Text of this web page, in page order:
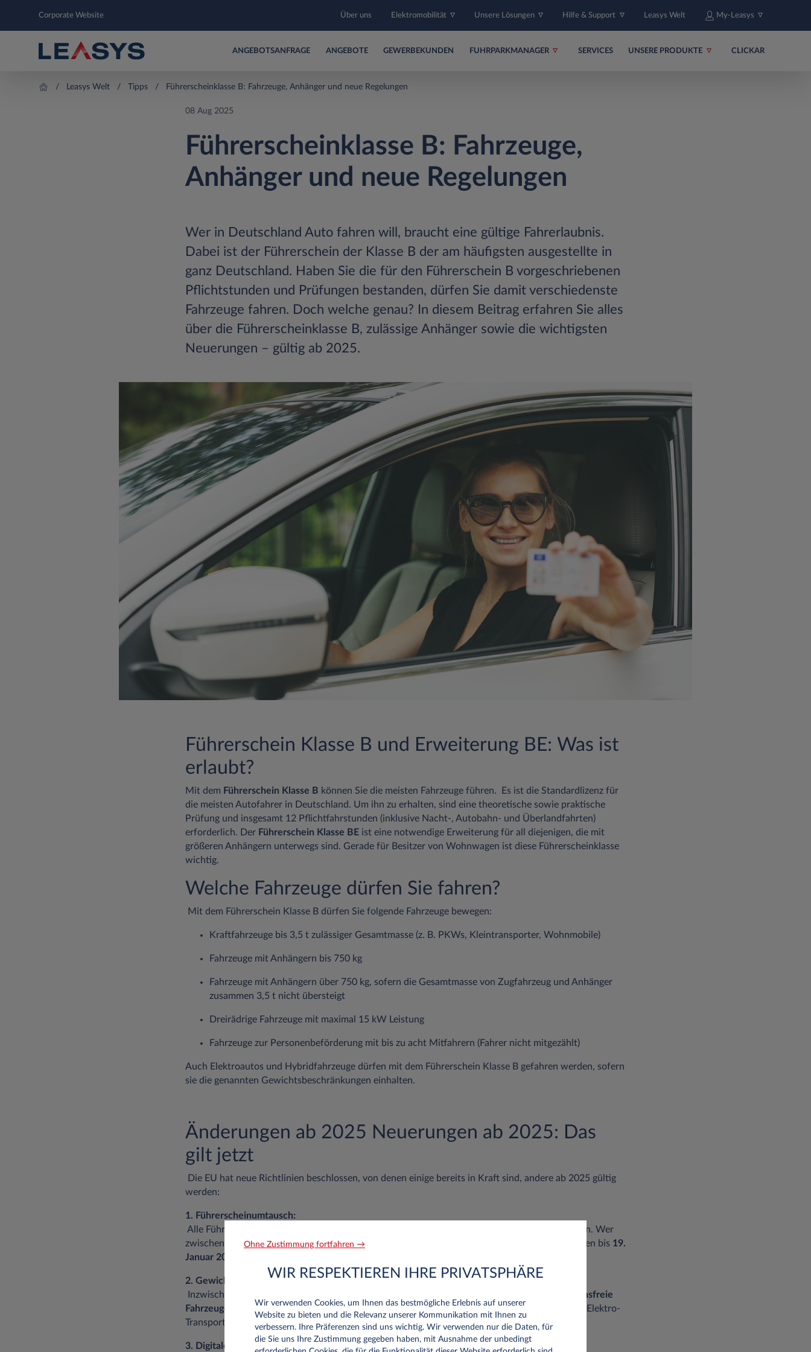
Corporate Website Über uns Elektromobilität Unsere Lösungen Hilfe & Support Leasys Welt My-Leasys
ANGEBOTSANFRAGE ANGEBOTE GEWERBEKUNDEN FUHRPARKMANAGER SERVICES UNSERE PRODUKTE CLICKAR
Leasys Welt Tipps Führerscheinklasse B: Fahrzeuge, Anhänger und neue Regelungen
08 Aug 2025
Führerscheinklasse B: Fahrzeuge,
Anhänger und neue Regelungen
Wer in Deutschland Auto fahren will, braucht eine gültige Fahrerlaubnis.
Dabei ist der Führerschein der Klasse B der am häufigsten ausgestellte in
ganz Deutschland. Haben Sie die für den Führerschein B vorgeschriebenen
Pflichtstunden und Prüfungen bestanden, dürfen Sie damit verschiedenste
Fahrzeuge fahren. Doch welche genau? In diesem Beitrag erfahren Sie alles
über die Führerscheinklasse B, zulässige Anhänger sowie die wichtigsten
Neuerungen – gültig ab 2025.
Führerschein Klasse B und Erweiterung BE: Was ist
erlaubt?
Mit dem Führerschein Klasse B können Sie die meisten Fahrzeuge führen. Es ist die Standardlizenz für
die meisten Autofahrer in Deutschland. Um ihn zu erhalten, sind eine theoretische sowie praktische
Prüfung und insgesamt 12 Pflichtfahrstunden (inklusive Nacht-, Autobahn- und Überlandfahrten)
erforderlich. Der Führerschein Klasse BE ist eine notwendige Erweiterung für all diejenigen, die mit
größeren Anhängern unterwegs sind. Gerade für Besitzer von Wohnwagen ist diese Führerscheinklasse
wichtig.
Welche Fahrzeuge dürfen Sie fahren?
Mit dem Führerschein Klasse B dürfen Sie folgende Fahrzeuge bewegen:
Kraftfahrzeuge bis 3,5 t zulässiger Gesamtmasse (z. B. PKWs, Kleintransporter, Wohnmobile)
Fahrzeuge mit Anhängern bis 750 kg
Fahrzeuge mit Anhängern über 750 kg, sofern die Gesamtmasse von Zugfahrzeug und Anhänger
zusammen 3,5 t nicht übersteigt
Dreirädrige Fahrzeuge mit maximal 15 kW Leistung
Fahrzeuge zur Personenbeförderung mit bis zu acht Mitfahrern (Fahrer nicht mitgezählt)
Auch Elektroautos und Hybridfahrzeuge dürfen mit dem Führerschein Klasse B gefahren werden, sofern
sie die genannten Gewichtsbeschränkungen einhalten.
Änderungen ab 2025 Neuerungen ab 2025: Das
gilt jetzt
Die EU hat neue Richtlinien beschlossen, von denen einige bereits in Kraft sind, andere ab 2025 gültig
werden:
1. Führerscheinumtausch:
Alle Führerscheine müssen schrittweise auf das neue EU-einheitliche Format umgestellt werden. Wer
zwischen 1971 und 1980 geboren wurde und noch einen Papierführerschein besitzt, muss diesen bis 19.
Januar 2025
2. Gewichtserweiterung für Klasse B:
Inzwischen ist es für Fahrer mit mindestens zweijährigem Führerscheinbesitz möglich,
emissionsfreie
Fahrzeuge bis 4,25 Tonnen Gesamtmasse zu führen. Diese Regelung betrifft vor allem schwere Elektro-
Transporter oder E-Wohnmobile und ist bereits in Kraft.
3. Digitale Führerscheine:
Ohne Zustimmung fortfahren →
WIR RESPEKTIEREN IHRE PRIVATSPHÄRE
Wir verwenden Cookies, um Ihnen das bestmögliche Erlebnis auf unserer
Website zu bieten und die Relevanz unserer Kommunikation mit Ihnen zu
verbessern. Ihre Präferenzen sind uns wichtig. Wir verwenden nur die Daten, für
die Sie uns Ihre Zustimmung gegeben haben, mit Ausnahme der unbedingt